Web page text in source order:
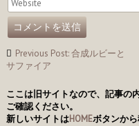
投
稿
ナ
ビ
Previous Post: 合成ルビーと
サファイア
ここは旧サイトなので、記事の
ご確認ください。
新しいサイトはHOMEボタンから